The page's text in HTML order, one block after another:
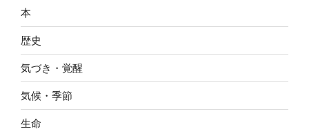
本
歴史
気づき・覚醒
気候・季節
生命